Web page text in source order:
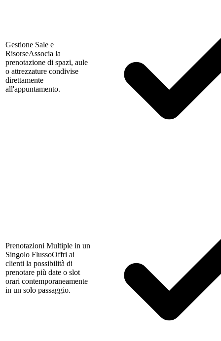
Gestione Sale e
RisorseAssocia la
prenotazione di spazi, aule
o attrezzature condivise
direttamente
all'appuntamento.
Prenotazioni Multiple in un
Singolo FlussoOffri ai
clienti la possibilità di
prenotare più date o slot
orari contemporaneamente
in un solo passaggio.